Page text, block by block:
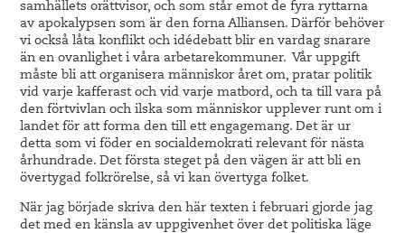
samhällets orättvisor, och som står emot de fyra ryttarna
av apokalypsen som är den forna Alliansen. Därför behöver
vi också låta konflikt och idédebatt blir en vardag snarare
än en ovanlighet i våra arbetarekommuner. Vår uppgift
måste bli att organisera människor året om, pratar politik
vid varje kafferast och vid varje matbord, och ta till vara på
den förtvivlan och ilska som människor upplever runt om i
landet för att forma den till ett engagemang. Det är ur
detta som vi föder en socialdemokrati relevant för nästa
århundrade. Det första steget på den vägen är att bli en
övertygad folkrörelse, så vi kan övertyga folket.
När jag började skriva den här texten i februari gjorde jag
det med en känsla av uppgivenhet över det politiska läge